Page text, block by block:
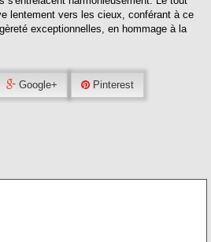
lentement vers les cieux, conférant à ce
exceptionnelles, en hommage à la
Google+ Pinterest